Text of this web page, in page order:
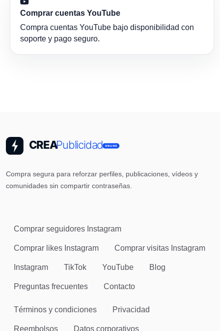
Comprar cuentas YouTube
Compra cuentas YouTube bajo disponibilidad con
soporte y pago seguro.
Compra segura para reforzar perfiles, publicaciones, vídeos y
comunidades sin compartir contraseñas.
Comprar seguidores Instagram
Comprar likes Instagram Comprar visitas Instagram
Instagram TikTok YouTube Blog
Preguntas frecuentes Contacto
Términos y condiciones Privacidad
Reembolsos Datos corporativos